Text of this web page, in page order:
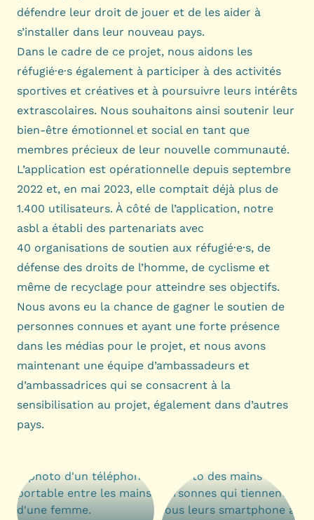
défendre leur droit de jouer et de les aider à
s’installer dans leur nouveau pays.
Dans le cadre de ce projet, nous aidons les
réfugié·e·s également à participer à des activités
sportives et créatives et à poursuivre leurs intérêts
extrascolaires. Nous souhaitons ainsi soutenir leur
bien-être émotionnel et social en tant que
membres précieux de leur nouvelle communauté.
L’application est opérationnelle depuis septembre
2022 et, en mai 2023, elle comptait déjà plus de
1.400 utilisateurs. À côté de l’application, notre
asbl a établi des partenariats avec
40 organisations de soutien aux réfugié·e·s, de
défense des droits de l’homme, de cyclisme et
même de recyclage pour atteindre ses objectifs.
Nous avons eu la chance de gagner le soutien de
personnes connues et ayant une forte présence
dans les médias pour le projet, et nous avons
maintenant une équipe d’ambassadeurs et
d’ambassadrices qui se consacrent à la
sensibilisation au projet, également dans d’autres
pays.